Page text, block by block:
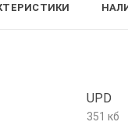
UPD
351 кб